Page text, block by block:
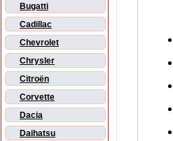
Bugatti
Cadillac
Chevrolet
Chrysler
Citroën
Corvette
Dacia
Daihatsu